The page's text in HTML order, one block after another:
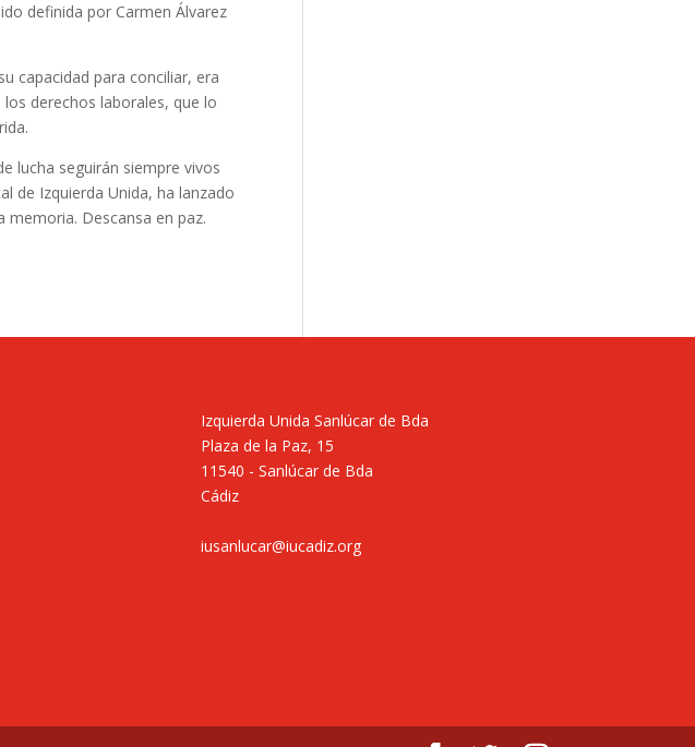
definida por Carmen Álvarez
capacidad para conciliar, era
derechos laborales, que lo
lucha seguirán siempre vivos
de Izquierda Unida, ha lanzado
memoria. Descansa en paz.
Izquierda Unida Sanlúcar de Bda
Plaza de la Paz, 15
11540 - Sanlúcar de Bda
Cádiz
iusanlucar@iucadiz.org